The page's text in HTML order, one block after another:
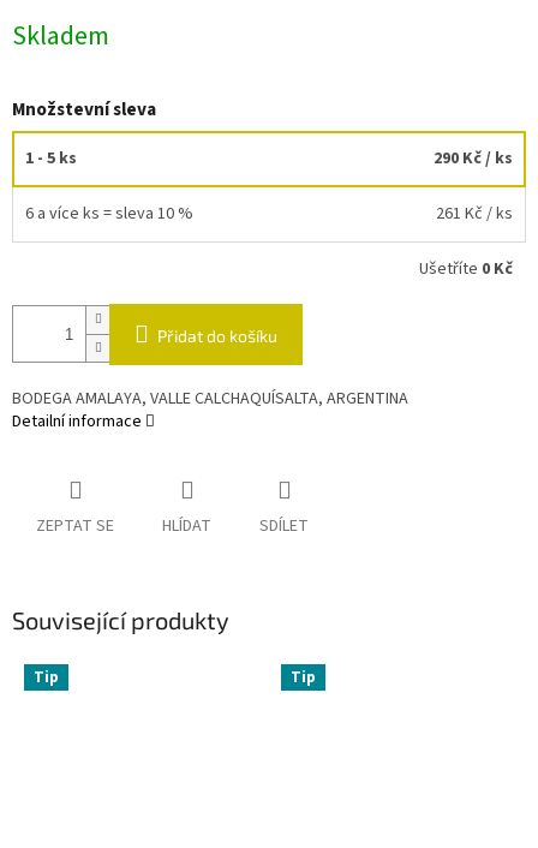
cena:
Skladem
Množstevní sleva
1 - 5 ks 290 Kč/ ks
6 a více ks = sleva 10 % 261 Kč / ks
Ušetříte 0 Kč
Přidat do košíku
BODEGA AMALAYA, VALLE CALCHAQUÍSALTA, ARGENTINA
Detailní informace
ZEPTAT SE HLÍDAT SDÍLET
Související produkty
Tip Tip